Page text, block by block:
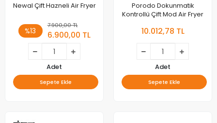
Newal Çift Hazneli Air Fryer
%13
7.900,00 TL
6.900,00 TL
Adet
Sepete Ekle
Porodo Dokunmatik
Kontrollü Çift Mod Air Fryer
10.012,78 TL
Adet
Sepete Ekle